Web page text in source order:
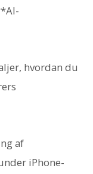
hvordan du
af
iPhone-